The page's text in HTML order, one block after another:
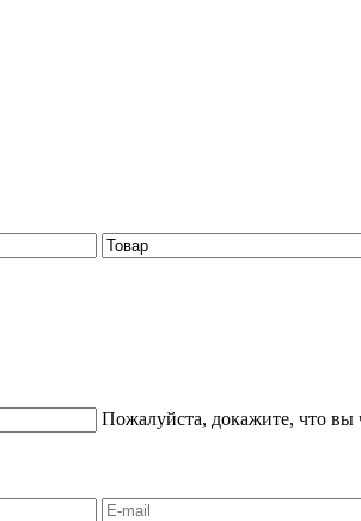
Пожалуйста, докажите, что вы